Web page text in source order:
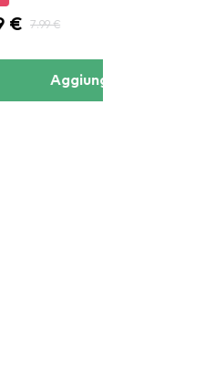
€ 5.99 €
Aggiungi